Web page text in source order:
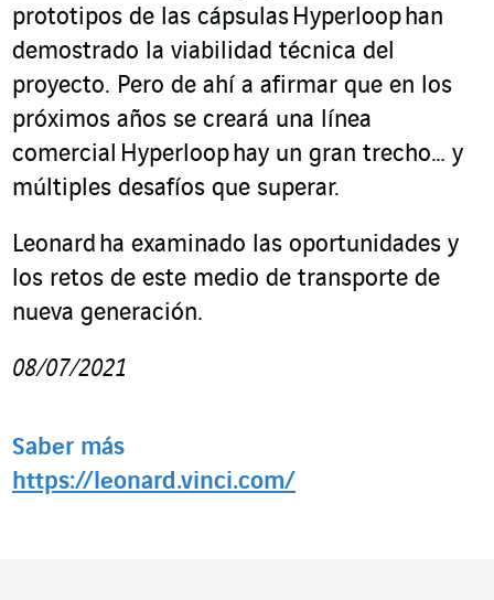
prototipos de las cápsulas Hyperloop han
demostrado la viabilidad técnica del
proyecto. Pero de ahí a afirmar que en los
próximos años se creará una línea
comercial Hyperloop hay un gran trecho… y
múltiples desafíos que superar.
Leonard ha examinado las oportunidades y
los retos de este medio de transporte de
nueva generación.
08/07/2021
Saber más
https://leonard.vinci.com/